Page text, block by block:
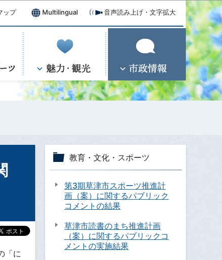
ップ Multilingual 音声読み上げ・文字拡大
「に
教育・文化・スポーツ
第3期草津市スポーツ推進計
画（案）に関するパブリック
コメントの結果
草津市読書のまち推進計画
（案）に関するパブリックコ
メントの実施結果